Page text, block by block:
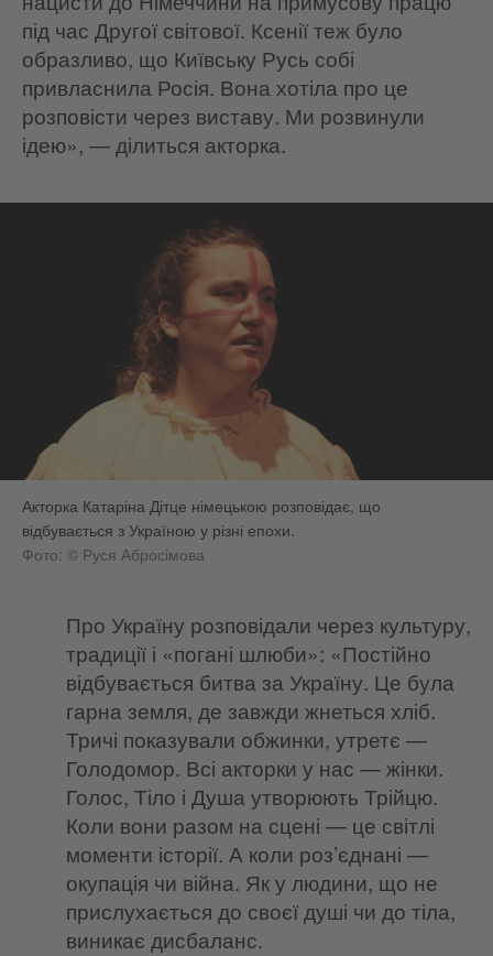
під час Другої світової. Ксенії теж було
образливо, що Київську Русь собі
привласнила Росія. Вона хотіла про це
розповісти через виставу. Ми розвинули
ідею», — ділиться акторка.
Акторка Катаріна Дітце німецькою розповідає, що
відбувається з Україною у різні епохи.
Фото: © Руся Абросімова
Про Україну розповідали через культуру,
традиції і «погані шлюби»: «Постійно
відбувається битва за Україну. Це була
гарна земля, де завжди жнеться хліб.
Тричі показували обжинки, утретє —
Голодомор. Всі акторки у нас — жінки.
Голос, Тіло і Душа утворюють Трійцю.
Коли вони разом на сцені — це світлі
моменти історії. А коли роз’єднані —
окупація чи війна. Як у людини, що не
прислухається до своєї душі чи до тіла,
виникає дисбаланс.